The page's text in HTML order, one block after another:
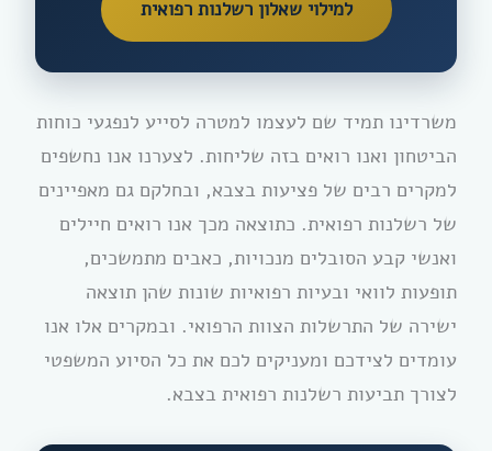
למילוי שאלון רשלנות רפואית
משרדינו תמיד שם לעצמו למטרה לסייע לנפגעי כוחות
הביטחון ואנו רואים בזה שליחות. לצערנו אנו נחשפים
למקרים רבים של פציעות בצבא, ובחלקם גם מאפיינים
של רשלנות רפואית. כתוצאה מכך אנו רואים חיילים
ואנשי קבע הסובלים מנכויות, כאבים מתמשכים,
תופעות לוואי ובעיות רפואיות שונות שהן תוצאה
ישירה של התרשלות הצוות הרפואי. ובמקרים אלו אנו
עומדים לצידכם ומעניקים לכם את כל הסיוע המשפטי
לצורך תביעות רשלנות רפואית בצבא.